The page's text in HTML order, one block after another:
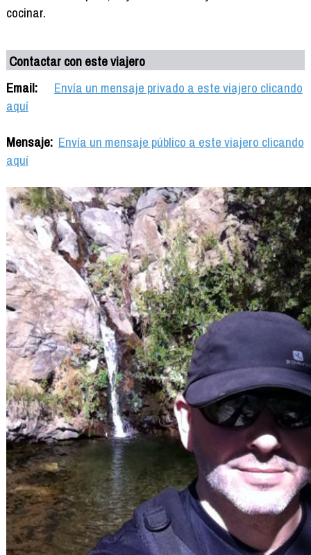
cocinar.
Contactar con este viajero
Email:
Envía un mensaje privado a este viajero clicando
aquí
Mensaje: Envía un mensaje público a este viajero clicando
aquí